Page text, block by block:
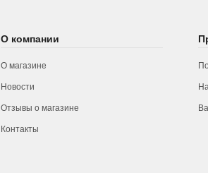
О компании
О магазине
Новости
Отзывы о магазине
Контакты